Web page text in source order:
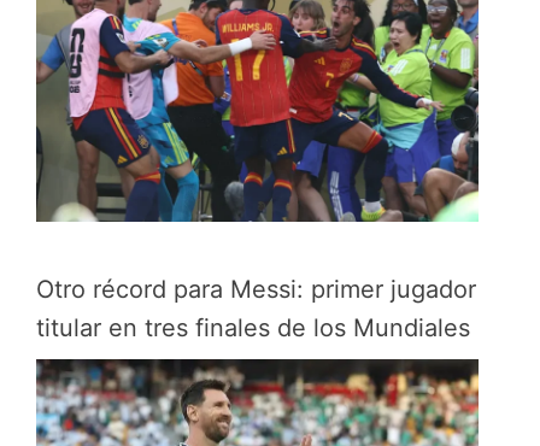
Otro récord para Messi: primer jugador
titular en tres finales de los Mundiales